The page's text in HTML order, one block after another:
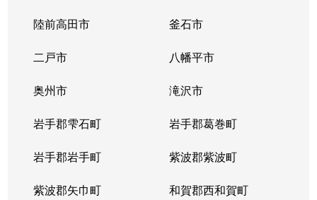
陸前高田市 釜石市
二戸市 八幡平市
奥州市 滝沢市
岩手郡雫石町 岩手郡葛巻町
岩手郡岩手町 紫波郡紫波町
紫波郡矢巾町 和賀郡西和賀町